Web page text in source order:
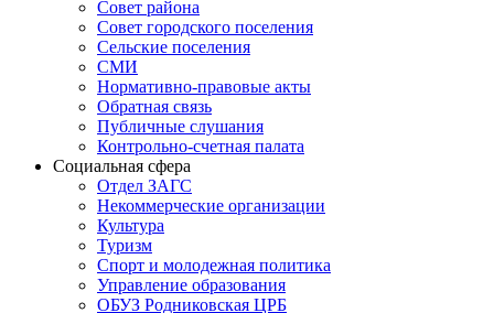
Совет района
Совет городского поселения
Сельские поселения
СМИ
Нормативно-правовые акты
Обратная связь
Публичные слушания
Контрольно-счетная палата
Социальная сфера
Отдел ЗАГС
Некоммерческие организации
Культура
Туризм
Спорт и молодежная политика
Управление образования
ОБУЗ Родниковская ЦРБ